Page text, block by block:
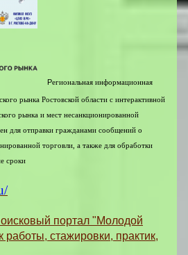
Региональная информационная
рынка Ростовской области с интерактивной
рынка и мест несанкционированной
для отправки гражданами сообщений о
торговли, а также для обработки
сроки
портал "Молодой
работы, стажировки, практик,